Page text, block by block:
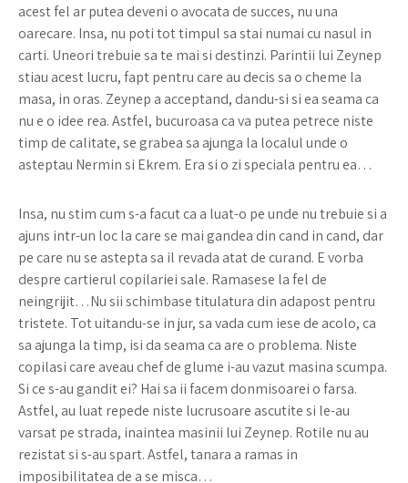
acest fel ar putea deveni o avocata de succes, nu una
oarecare. Insa, nu poti tot timpul sa stai numai cu nasul in
carti. Uneori trebuie sa te mai si destinzi. Parintii lui Zeynep
stiau acest lucru, fapt pentru care au decis sa o cheme la
masa, in oras. Zeynep a acceptand, dandu-si si ea seama ca
nu e o idee rea. Astfel, bucuroasa ca va putea petrece niste
timp de calitate, se grabea sa ajunga la localul unde o
asteptau Nermin si Ekrem. Era si o zi speciala pentru ea…
Insa, nu stim cum s-a facut ca a luat-o pe unde nu trebuie si a
ajuns intr-un loc la care se mai gandea din cand in cand, dar
pe care nu se astepta sa il revada atat de curand. E vorba
despre cartierul copilariei sale. Ramasese la fel de
neingrijit…Nu sii schimbase titulatura din adapost pentru
tristete. Tot uitandu-se in jur, sa vada cum iese de acolo, ca
sa ajunga la timp, isi da seama ca are o problema. Niste
copilasi care aveau chef de glume i-au vazut masina scumpa.
Si ce s-au gandit ei? Hai sa ii facem donmisoarei o farsa.
Astfel, au luat repede niste lucrusoare ascutite si le-au
varsat pe strada, inaintea masinii lui Zeynep. Rotile nu au
rezistat si s-au spart. Astfel, tanara a ramas in
imposibilitatea de a se misca…